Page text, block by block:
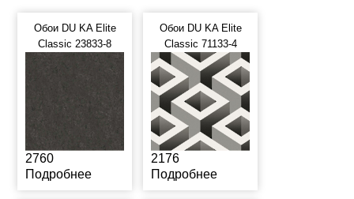
Обои DU KA Elite
Classic 23833-8
2760
Подробнее
Обои DU KA Elite
Classic 71133-4
2176
Подробнее